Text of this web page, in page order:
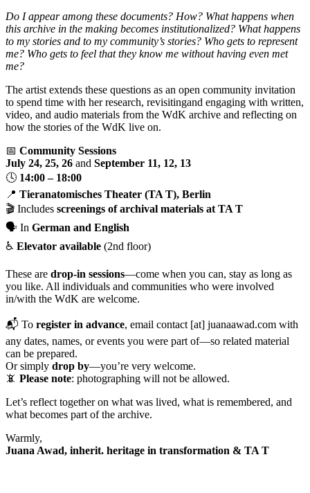
Do I appear among these documents? How? What happens when
this archive in the making becomes institutionalized? What happens
to my stories and to my community’s stories? Who gets to represent
me? Who gets to feel that they know me without having even met
me?
The artist extends these questions as an open community invitation
to spend time with her research, revisitingand engaging with written,
video, and audio materials from the WdK archive and reflecting on
how the stories of the WdK live on.
📅 Community Sessions
July 24, 25, 26 and September 11, 12, 13
🕓 14:00 – 18:00
📍 Tieranatomisches Theater (TA T), Berlin
🎬 Includes screenings of archival materials at TA T
🗣️ In German and English
♿ Elevator available (2nd floor)
These are drop-in sessions—come when you can, stay as long as
you like. All individuals and communities who were involved
in/with the WdK are welcome.
📬 To register in advance, email contact [at] juanaawad.com with
any dates, names, or events you were part of—so related material
can be prepared.
Or simply drop by—you’re very welcome.
📵 Please note: photographing will not be allowed.
Let’s reflect together on what was lived, what is remembered, and
what becomes part of the archive.
Warmly,
Juana Awad, inherit. heritage in transformation & TA T